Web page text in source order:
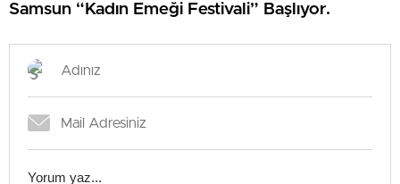
Samsun “Kadın Emeği Festivali” Başlıyor.